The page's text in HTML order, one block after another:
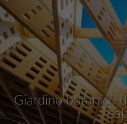
Giardino botanico